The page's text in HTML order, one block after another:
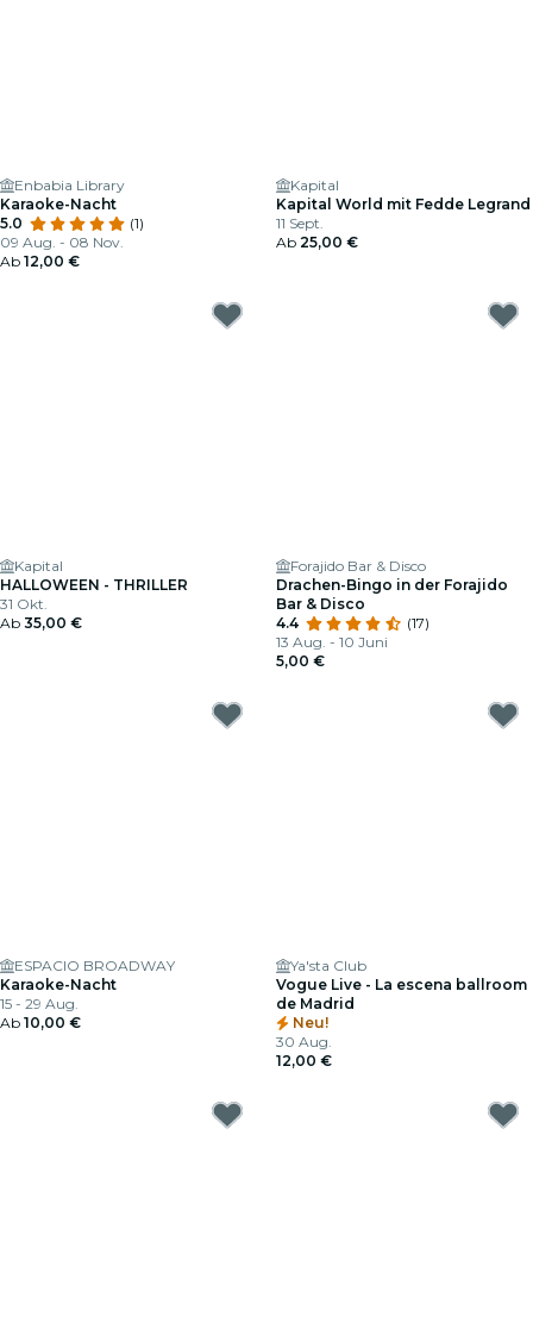
Enbabia Library
Karaoke-Nacht
5.0
(1)
09 Aug. - 08 Nov.
Ab 12,00 €
Kapital
Kapital World mit Fedde Legrand
11 Sept.
Ab 25,00 €
Kapital
HALLOWEEN - THRILLER
31 Okt.
Ab 35,00 €
Forajido Bar & Disco
Drachen-Bingo in der Forajido
Bar & Disco
4.4
(17)
13 Aug. - 10 Juni
5,00 €
ESPACIO BROADWAY
Karaoke-Nacht
15 - 29 Aug.
Ab 10,00 €
Ya'sta Club
Vogue Live - La escena ballroom
de Madrid
Neu!
30 Aug.
12,00 €